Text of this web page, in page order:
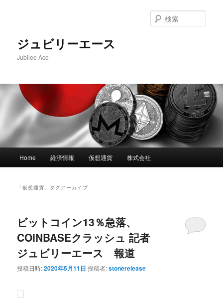
へ
移
ジュビリーエース
Jubilee Ace
索
Home 経済情報 仮想通貨 株式会社
「仮想通貨 」タグアーカイブ
ビットコイン13％急落、
COINBASEクラッシュ 記者
ジュビリーエース 報道
投稿日時:2020年5月11日 投稿者:stonerelease